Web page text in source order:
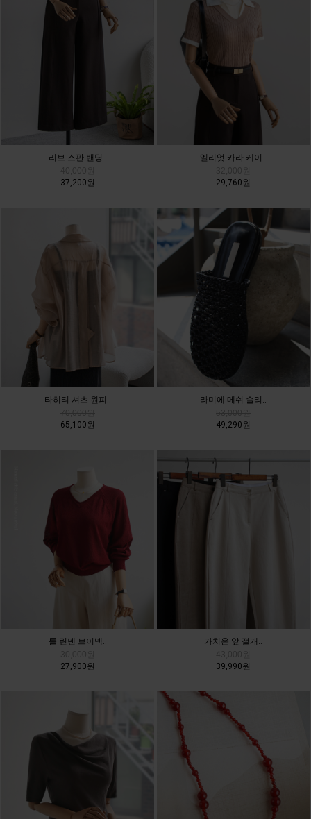
리브 스판 밴딩..
37,200원
엘리엇 카라 케이..
29,760원
타히티 셔츠 원피..
65,100원
라미에 메쉬 슬리..
49,290원
롤 린넨 브이넥..
27,900원
카치온 앞 절개..
39,990원